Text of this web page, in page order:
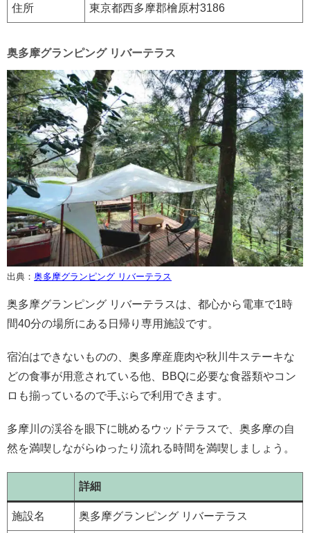
住所 東京都西多摩郡檜原村3186
奥多摩グランピング リバーテラス
出典： 奥多摩グランピング リバーテラス
奥多摩グランピング リバーテラスは、都心から電車で1時
間40分の場所にある日帰り専用施設です。
宿泊はできないものの、奥多摩産鹿肉や秋川牛ステーキな
どの食事が用意されている他、BBQに必要な食器類やコン
ロも揃っているので手ぶらで利用できます。
多摩川の渓谷を眼下に眺めるウッドテラスで、奥多摩の自
然を満喫しながらゆったり流れる時間を満喫しましょう。
詳細
施設名 奥多摩グランピング リバーテラス